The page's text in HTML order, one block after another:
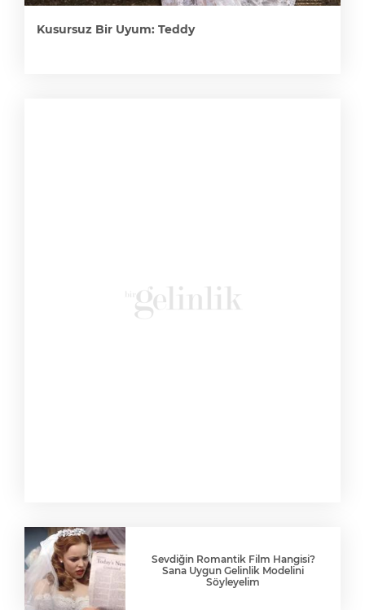
Kusursuz Bir Uyum: Teddy
Sevdiğin Romantik Film Hangisi?
Sana Uygun Gelinlik Modelini
Söyleyelim